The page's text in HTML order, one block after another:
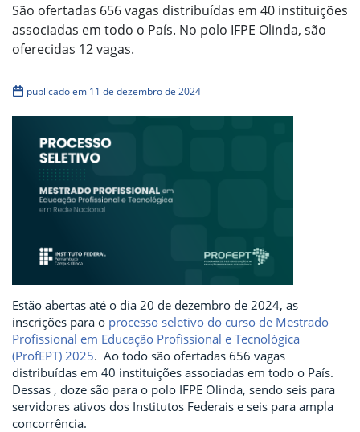
São ofertadas 656 vagas distribuídas em 40 instituições
associadas em todo o País. No polo IFPE Olinda, são
oferecidas 12 vagas.
publicado em 11 de dezembro de 2024
Estão abertas até o dia 20 de dezembro de 2024, as
inscrições para o processo seletivo do curso de Mestrado
Profissional em Educação Profissional e Tecnológica
(ProfEPT) 2025. Ao todo são ofertadas 656 vagas
distribuídas em 40 instituições associadas em todo o País.
Dessas , doze são para o polo IFPE Olinda, sendo seis para
servidores ativos dos Institutos Federais e seis para ampla
concorrência.